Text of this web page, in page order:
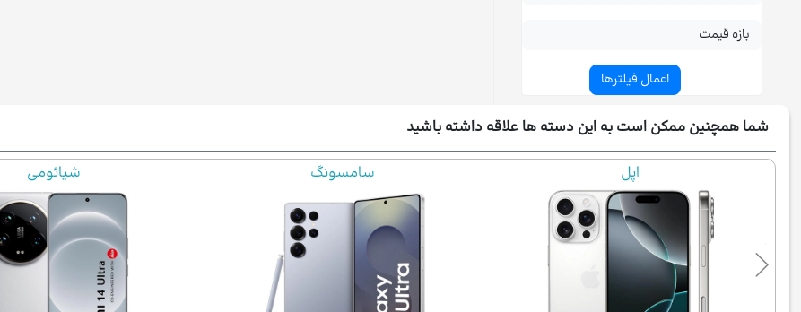
بازه قیمت
شما همچنین ممکن است به این دسته ها علاقه داشته باشید
اپل سامسونگ شیائومی